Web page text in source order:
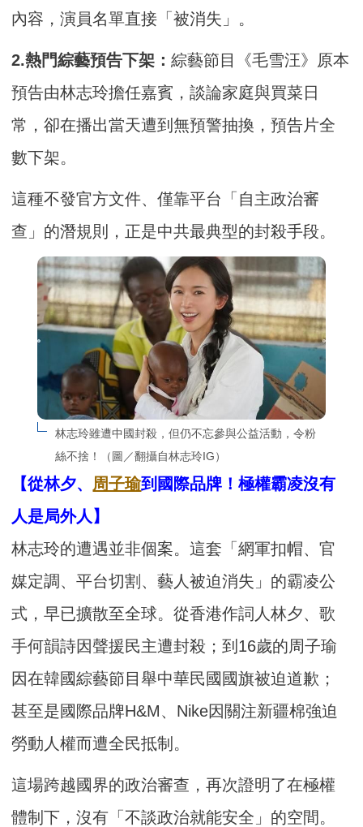
內容，演員名單直接「被消失」。
2.熱門綜藝預告下架：綜藝節目《毛雪汪》原本
預告由林志玲擔任嘉賓，談論家庭與買菜日
常，卻在播出當天遭到無預警抽換，預告片全
數下架。
這種不發官方文件、僅靠平台「自主政治審
查」的潛規則，正是中共最典型的封殺手段。
林志玲雖遭中國封殺，但仍不忘參與公益活動，令粉
絲不捨！（圖／翻攝自林志玲IG）
【從林夕、 周子瑜到國際品牌！極權霸凌沒有
人是局外人】
林志玲的遭遇並非個案。這套「網軍扣帽、官
媒定調、平台切割、藝人被迫消失」的霸凌公
式，早已擴散至全球。從香港作詞人林夕、歌
手何韻詩因聲援民主遭封殺；到16歲的周子瑜
因在韓國綜藝節目舉中華民國國旗被迫道歉；
甚至是國際品牌H&M、Nike因關注新疆棉強迫
勞動人權而遭全民抵制。
這場跨越國界的政治審查，再次證明了在極權
體制下，沒有「不談政治就能安全」的空間。